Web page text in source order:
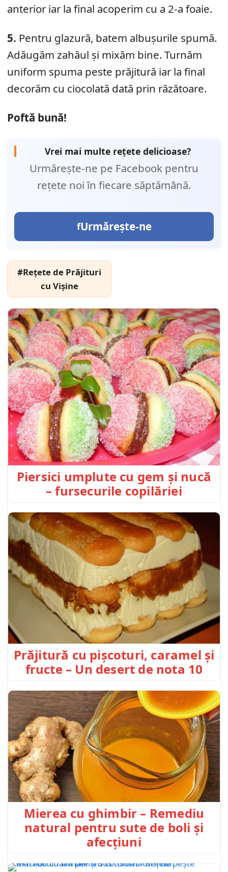
anterior iar la final acoperim cu a 2-a foaie.
5. Pentru glazură, batem albușurile spumă.
Adăugăm zahăul și mixăm bine. Turnăm
uniform spuma peste prăjitură iar la final
decorăm cu ciocolată dată prin răzătoare.
Poftă bună!
Vrei mai multe rețete delicioase?
Urmărește-ne pe Facebook pentru
rețete noi în fiecare săptămână.
Urmărește-ne
#Rețete de Prăjituri
cu Vișine
Piersici umplute cu gem și nucă
– fursecurile copilăriei
Prăjitură cu pișcoturi, caramel și
fructe – Un desert de nota 10
Mierea cu ghimbir – Remediu
natural pentru sute de boli și
afecțiuni